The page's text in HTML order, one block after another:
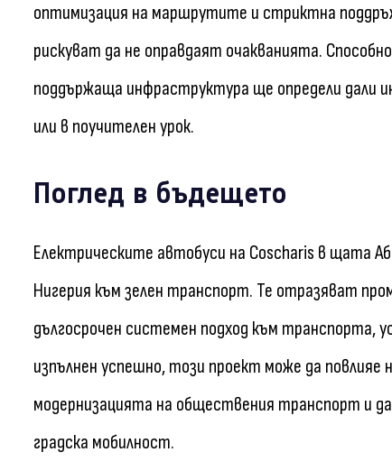
оптимизация на маршрутите и стриктна
рискуват да не оправдаят очакванията.
поддържаща инфраструктура ще определи дали
или в поучителен урок.
Поглед в бъдещето
Електрическите автобуси на Coscharis в щата
Нигерия към зелен транспорт. Те отразяват
дългосрочен системен подход към транспорта,
изпълнен успешно, този проект може да
модернизацията на обществения транспорт и
градска мобилност.